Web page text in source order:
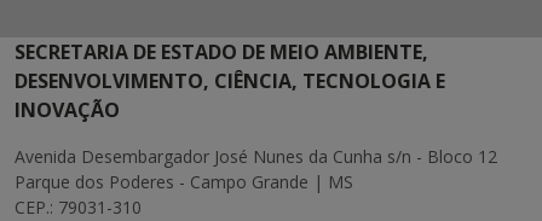
SECRETARIA DE ESTADO DE MEIO AMBIENTE,
DESENVOLVIMENTO, CIÊNCIA, TECNOLOGIA E
INOVAÇÃO
Avenida Desembargador José Nunes da Cunha s/n - Bloco 12
Parque dos Poderes - Campo Grande | MS
CEP.: 79031-310